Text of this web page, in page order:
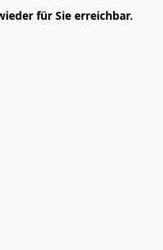
für Sie erreichbar.